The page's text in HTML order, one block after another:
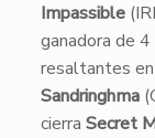
Impassible
ganadora de
resaltantes
Sandringhma
cierra Secret